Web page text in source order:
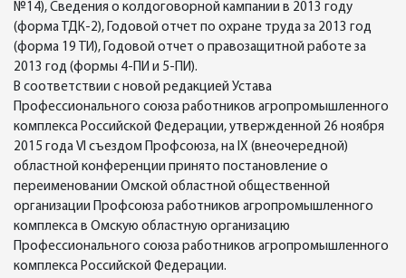
№14), Сведения о колдоговорной кампании в 2013 году
(форма ТДК-2), Годовой отчет по охране труда за 2013 год
(форма 19 ТИ), Годовой отчет о правозащитной работе за
2013 год (формы 4-ПИ и 5-ПИ).
В соответствии с новой редакцией Устава
Профессионального союза работников агропромышленного
комплекса Российской Федерации, утвержденной 26 ноября
2015 года VI съездом Профсоюза, на IХ (внеочередной)
областной конференции принято постановление о
переименовании Омской областной общественной
организации Профсоюза работников агропромышленного
комплекса в Омскую областную организацию
Профессионального союза работников агропромышленного
комплекса Российской Федерации.